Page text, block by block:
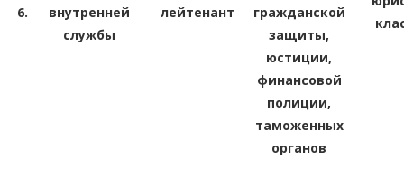
6.
внутренней
службы
лейтенант
гражданской
защиты,
юстиции,
финансовой
полиции,
таможенных
органов